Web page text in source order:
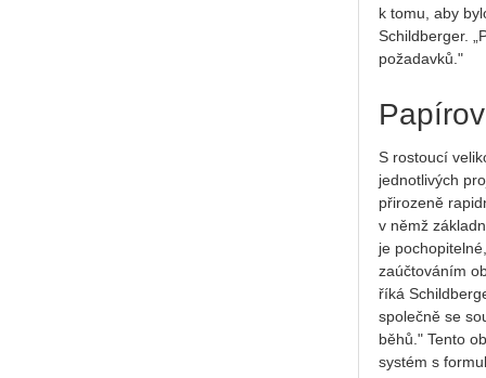
k tomu, aby
Schildberger.
požadavků."
S rostoucí
jednotlivých
přirozeně
v němž
je
zaúčtováním
říká
společně se
běhů." Tento
systém s